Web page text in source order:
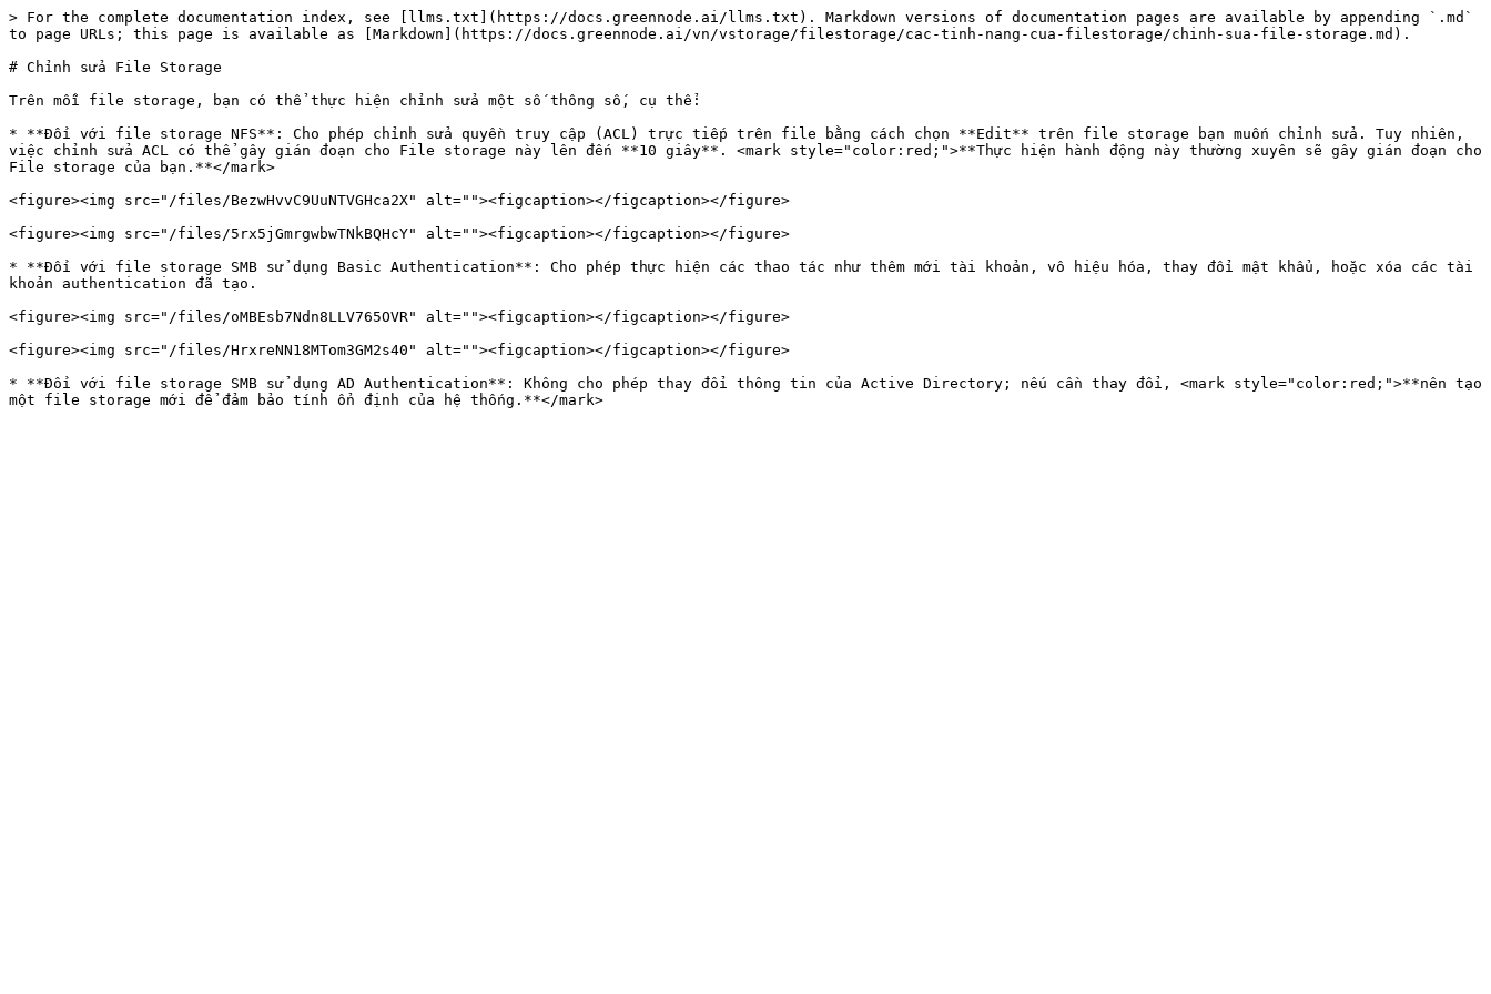
> For the complete documentation index, see [llms.txt](https://docs.greennode.ai/llms.txt). Markdown versions of documentation pages are available by appending `.md`
to page URLs; this page is available as [Markdown](https://docs.greennode.ai/vn/vstorage/filestorage/cac-tinh-nang-cua-filestorage/chinh-sua-file-storage.md).
# Chỉnh sửa File Storage
Trên mỗi file storage, bạn có thể thực hiện chỉnh sửa một số thông số, cụ thể:
* **Đối với file storage NFS**: Cho phép chỉnh sửa quyền truy cập (ACL) trực tiếp trên file bằng cách chọn **Edit** trên file storage bạn muốn chỉnh sửa. Tuy nhiên,
việc chỉnh sửa ACL có thể gây gián đoạn cho File storage này lên đến **10 giây**. <mark style="color:red;">**Thực hiện hành động này thường xuyên sẽ gây gián đoạn cho
File storage của bạn.**</mark>
<figure><img src="/files/BezwHvvC9UuNTVGHca2X" alt=""><figcaption></figcaption></figure>
<figure><img src="/files/5rx5jGmrgwbwTNkBQHcY" alt=""><figcaption></figcaption></figure>
* **Đối với file storage SMB sử dụng Basic Authentication**: Cho phép thực hiện các thao tác như thêm mới tài khoản, vô hiệu hóa, thay đổi mật khẩu, hoặc xóa các tài
khoản authentication đã tạo.
<figure><img src="/files/oMBEsb7Ndn8LLV765OVR" alt=""><figcaption></figcaption></figure>
<figure><img src="/files/HrxreNN18MTom3GM2s40" alt=""><figcaption></figcaption></figure>
* **Đối với file storage SMB sử dụng AD Authentication**: Không cho phép thay đổi thông tin của Active Directory; nếu cần thay đổi, <mark style="color:red;">**nên tạo